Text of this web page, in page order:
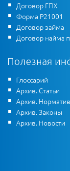
Договор ГПХ
Форма Р21001
Договор займа
Договор найма
Полезная
Глоссарий
Архив. Статьи
Архив.
Архив. Законы
Архив. Новости